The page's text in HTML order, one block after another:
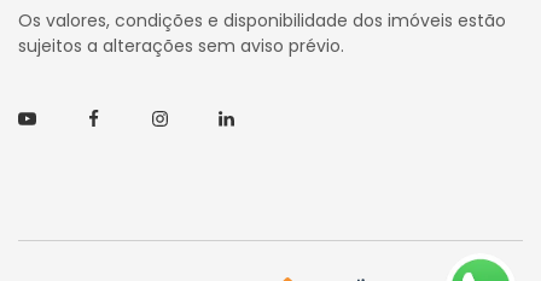
Os valores, condições e disponibilidade dos imóveis estão
sujeitos a alterações sem aviso prévio.
YoutubeFacebookInstagramLinkedin